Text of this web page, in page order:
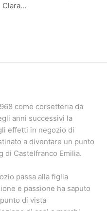
come corsetteria da
anni successivi la
effetti in negozio di
a diventare un punto
di Castelfranco Emilia.
passa alla figlia
e passione ha saputo
di vista